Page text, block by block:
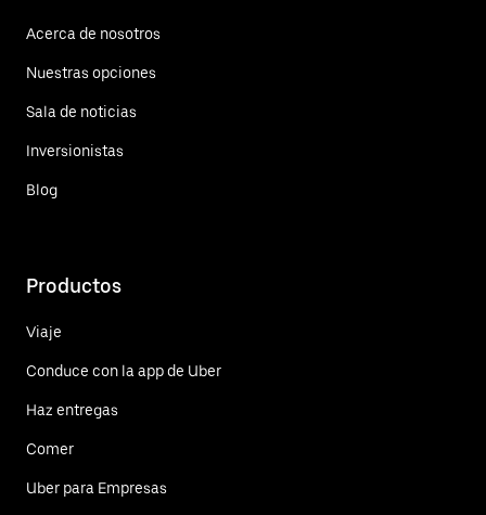
Acerca de nosotros
Nuestras opciones
Sala de noticias
Inversionistas
Blog
Productos
Viaje
Conduce con la app de Uber
Haz entregas
Comer
Uber para Empresas